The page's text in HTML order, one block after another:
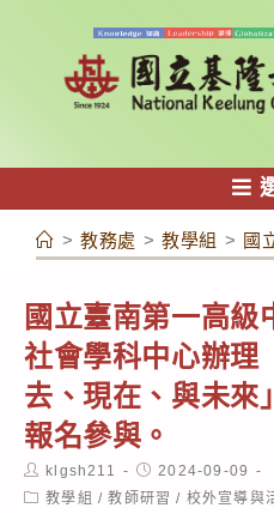
容
> 教務處 > 教學組 > 國
國立臺南第一高級
社會學科中心辦理
去、現在、與未來
報名參與。
Post
author:
klgsh211
Post
published:
2024-09-09
Post教學組 / 教師研習 / 校外宣導與